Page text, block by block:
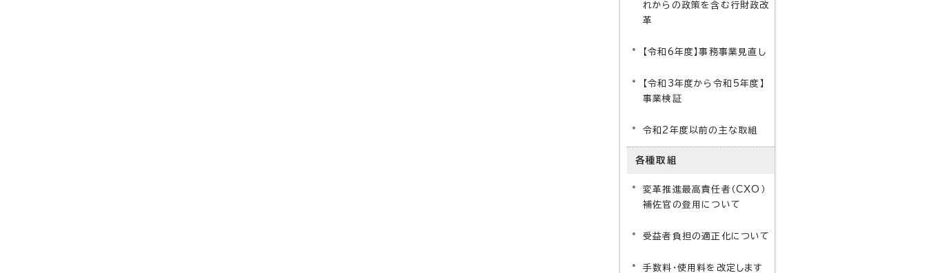
れからの政策を含む行財政改
革
【令和6年度】事務事業見直し
【令和3年度から令和5年度】
事業検証
令和2年度以前の主な取組
各種取組
変革推進最高責任者（CXO）
補佐官の登用について
受益者負担の適正化について
手数料・使用料を改定します